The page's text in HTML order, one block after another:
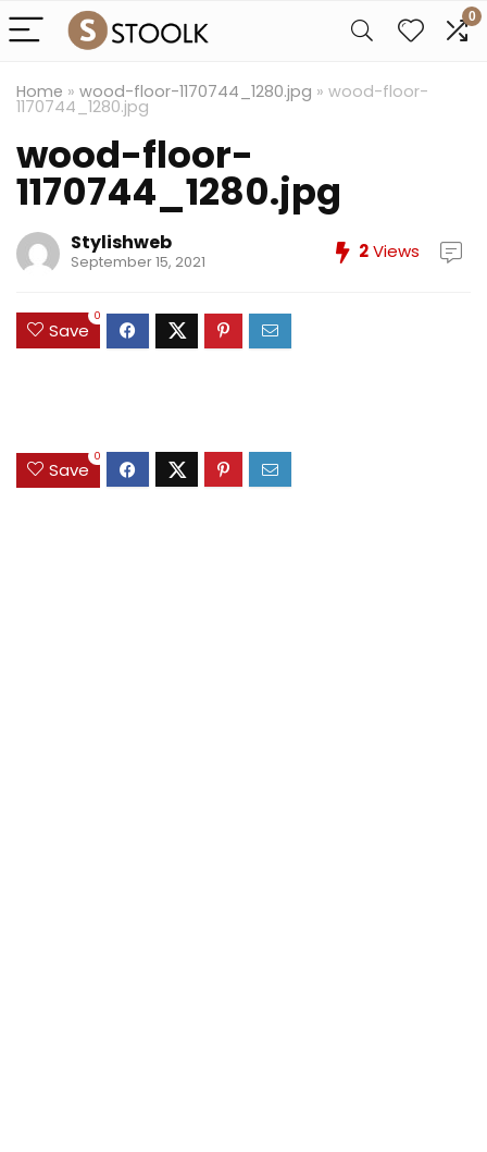
0
Home » wood-floor-1170744_1280.jpg » wood-floor-
1170744_1280.jpg
wood-floor-
1170744_1280.jpg
Stylishweb
September 15, 2021 2Views
Save
0
Save
0